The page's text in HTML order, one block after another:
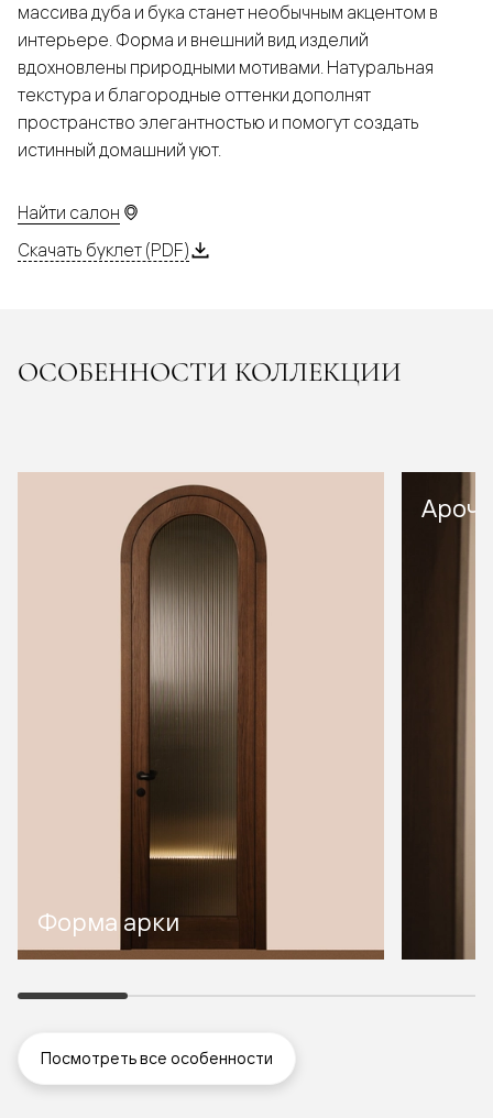
массива дуба и бука станет необычным акцентом в
интерьере. Форма и внешний вид изделий
вдохновлены природными мотивами. Натуральная
текстура и благородные оттенки дополнят
пространство элегантностью и помогут создать
истинный домашний уют.
Найти салон
Скачать буклет (PDF)
ОСОБЕННОСТИ КОЛЛЕКЦИИ
Форма арки
Посмотреть все особенности